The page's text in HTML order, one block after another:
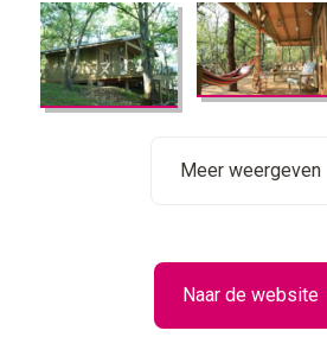
Meer weergeven
Naar de website